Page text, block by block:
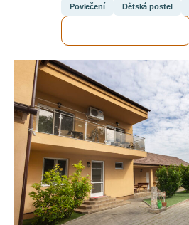
Povlečení Dětská postel